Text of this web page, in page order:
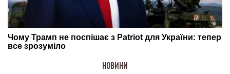
НОВИНИ